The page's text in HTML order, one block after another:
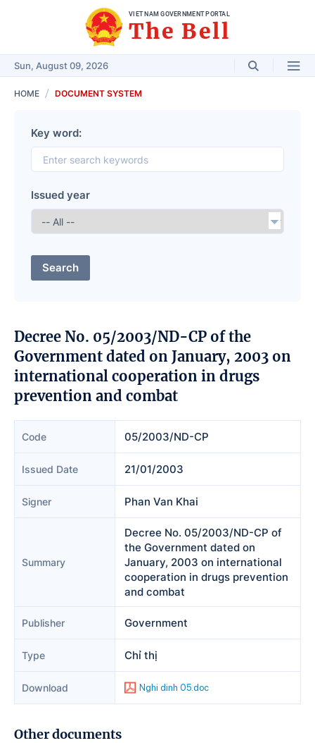
VIET NAM GOVERNMENT PORTAL
The Bell
Sun, August 09, 2026
HOME DOCUMENT SYSTEM
Key word:
Issued year
Search
Decree No. 05/2003/ND-CP of the
Government dated on January, 2003 on
international cooperation in drugs
prevention and combat
Code 05/2003/ND-CP
Issued Date 21/01/2003
Signer Phan Van Khai
Summary
Decree No. 05/2003/ND-CP of
the Government dated on
January, 2003 on international
cooperation in drugs prevention
and combat
Publisher Government
Type Chỉ thị
Download Nghi dinh 05.doc
Other documents